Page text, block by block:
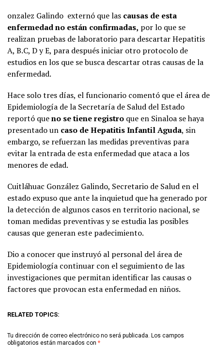
onzalez Galindo externó que las causas de esta
enfermedad no están confirmadas, por lo que se
realizan pruebas de laboratorio para descartar Hepatitis
A, B.C, D y E, para después iniciar otro protocolo de
estudios en los que se busca descartar otras causas de la
enfermedad.
Hace solo tres días, el funcionario comentó que el área de
Epidemiología de la Secretaría de Salud del Estado
reportó queno se tiene registro que en Sinaloa se haya
presentado un caso de Hepatitis Infantil Aguda, sin
embargo, se refuerzan las medidas preventivas para
evitar la entrada de esta enfermedad que ataca a los
menores de edad.
Cuitláhuac González Galindo, Secretario de Salud en el
estado expuso que ante la inquietud que ha generado por
la detección de algunos casos en territorio nacional, se
toman medidas preventivas y se estudia las posibles
causas que generan este padecimiento.
Dio a conocer que instruyó al personal del área de
Epidemiología continuar con el seguimiento de las
investigaciones que permitan identificar las causas o
factores que provocan esta enfermedad en niños.
RELATED TOPICS:
Tu dirección de correo electrónico no será publicada. Los campos
obligatorios están marcados con *